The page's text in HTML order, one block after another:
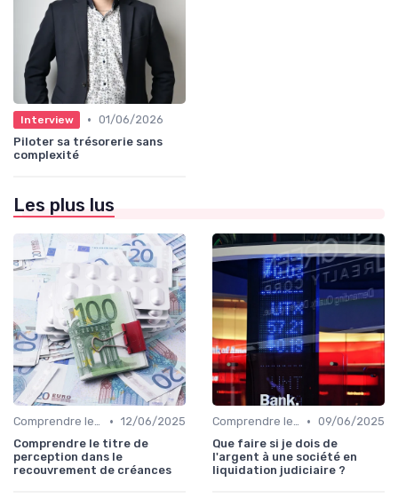
Interview • 01/06/2026
Piloter sa trésorerie sans
complexité
Les plus lus
Comprendre le Recouvrement de Créances • 12/06/2025
Comprendre le titre de
perception dans le
recouvrement de créances
Comprendre le Recouvrement de Créances • 09/06/2025
Que faire si je dois de
l'argent à une société en
liquidation judiciaire ?